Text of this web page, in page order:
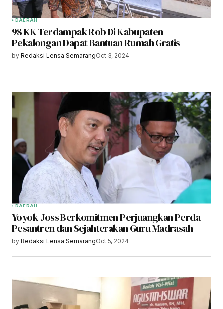
DAERAH
98 KK Terdampak Rob Di Kabupaten
Pekalongan Dapat Bantuan Rumah Gratis
by Redaksi Lensa SemarangOct 3, 2024
DAERAH
Yoyok-Joss Berkomitmen Perjuangkan Perda
Pesantren dan Sejahterakan Guru Madrasah
by Redaksi Lensa SemarangOct 5, 2024